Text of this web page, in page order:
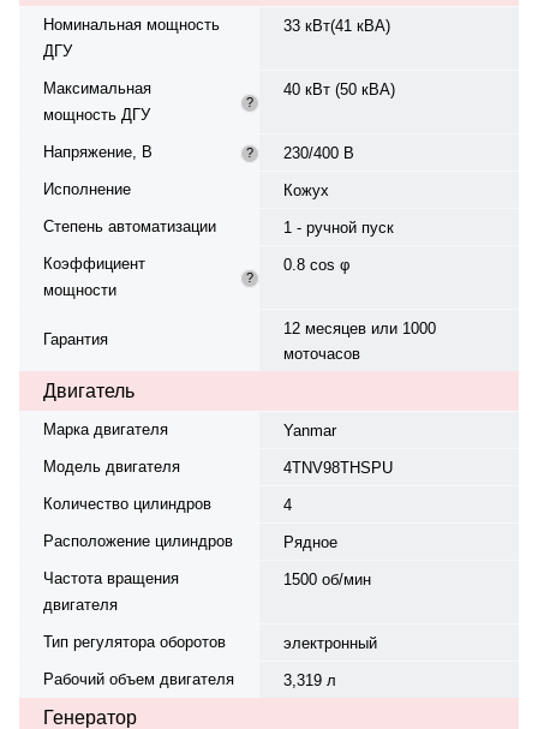
100% нагрузке, 6,94 л/ч при 75%.
Панель управления — — Control
степень защиты IP 23. Время
автономной работы при 75%
— 66 ± 2,4 дБ. Вес — 860 кг,
габариты: 2200×910×1350 мм.
— 12 месяцев или 1000
Номинальная мощность
ДГУ
33 кВт(41 кВА)
Максимальная
мощность ДГУ
?
40 кВт (50 кВА)
Напряжение, В ?
230/400 В
Исполнение
Кожух
Степень автоматизации
1 - ручной пуск
Коэффициент
мощности
?
0.8 cos φ
Гарантия
12 месяцев или 1000
моточасов
Двигатель
Марка двигателя
Yanmar
Модель двигателя
4TNV98THSPU
Количество цилиндров
4
Расположение цилиндров
Рядное
Частота вращения
двигателя
1500 об/мин
Тип регулятора оборотов
электронный
Рабочий объем двигателя
3,319 л
Генератор